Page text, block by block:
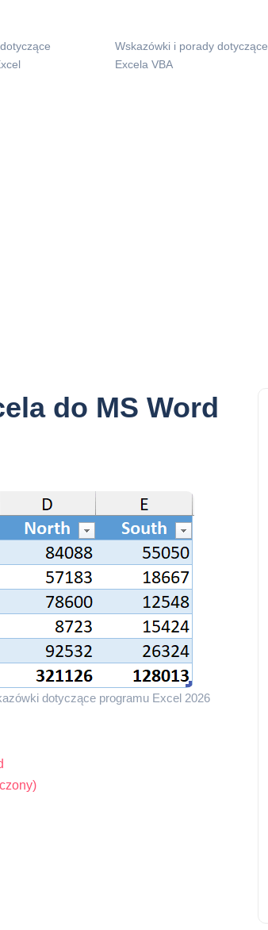
Wskazówki i porady dotyczące
Excela VBA
do MS Word
dotyczące programu Excel 2026